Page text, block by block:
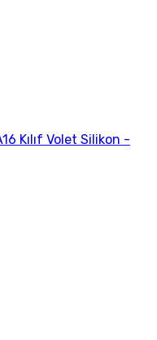
Kılıf Volet Silikon -